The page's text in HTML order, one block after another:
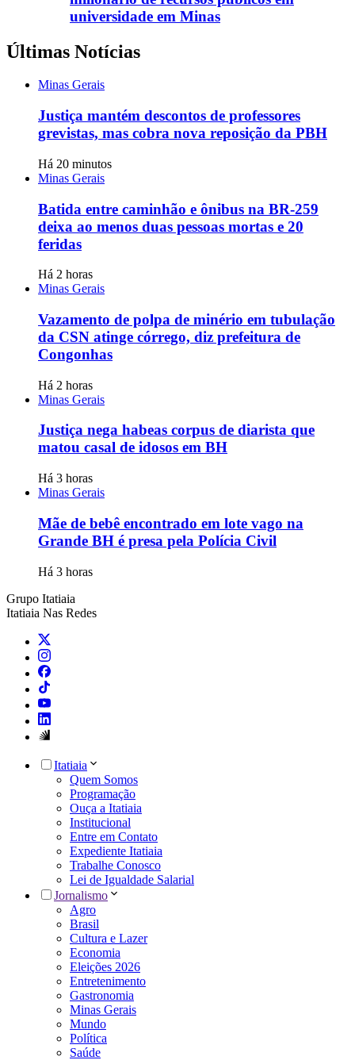
universidade em Minas
Últimas Notícias
Minas Gerais
Justiça mantém descontos de professores
grevistas, mas cobra nova reposição da PBH
Há 20 minutos
Minas Gerais
Batida entre caminhão e ônibus na BR-259
deixa ao menos duas pessoas mortas e 20
feridas
Há 2 horas
Minas Gerais
Vazamento de polpa de minério em tubulação
da CSN atinge córrego, diz prefeitura de
Congonhas
Há 2 horas
Minas Gerais
Justiça nega habeas corpus de diarista que
matou casal de idosos em BH
Há 3 horas
Minas Gerais
Mãe de bebê encontrado em lote vago na
Grande BH é presa pela Polícia Civil
Há 3 horas
Grupo Itatiaia
Itatiaia Nas Redes
Itatiaia
Quem Somos
Programação
Ouça a Itatiaia
Institucional
Entre em Contato
Expediente Itatiaia
Trabalhe Conosco
Lei de Igualdade Salarial
Jornalismo
Agro
Brasil
Cultura e Lazer
Economia
Eleições 2026
Entretenimento
Gastronomia
Minas Gerais
Mundo
Política
Saúde